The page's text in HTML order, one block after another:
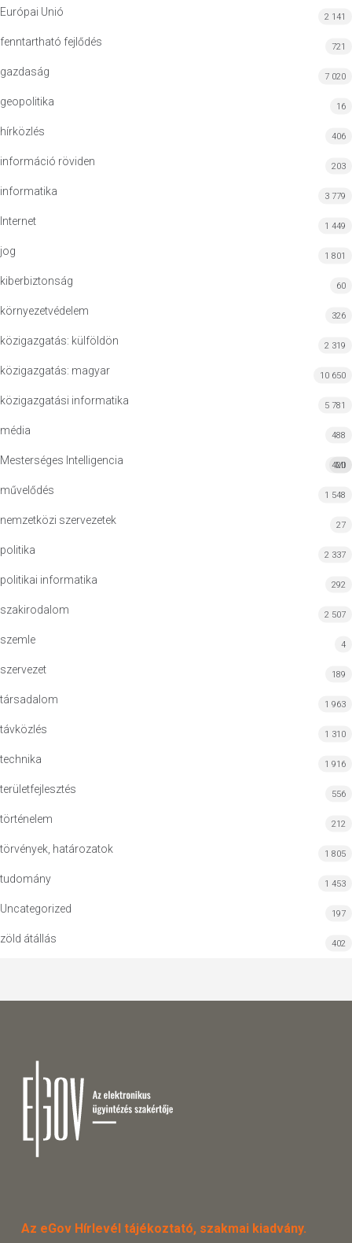
Európai Unió 2 141
fenntartható fejlődés 721
gazdaság 7 020
geopolitika 16
hírközlés 406
információ röviden 203
informatika 3 779
Internet 1 449
jog 1 801
kiberbiztonság 60
környezetvédelem 326
közigazgatás: külföldön 2 319
közigazgatás: magyar 10 650
közigazgatási informatika 5 781
média 488
Mesterséges Intelligencia MI
420
művelődés 1 548
nemzetközi szervezetek 27
politika 2 337
politikai informatika 292
szakirodalom 2 507
szemle 4
szervezet 189
társadalom 1 963
távközlés 1 310
technika 1 916
területfejlesztés 556
történelem 212
törvények, határozatok 1 805
tudomány 1 453
Uncategorized 197
zöld átállás 402
Az eGov Hírlevél tájékoztató, szakmai kiadvány.